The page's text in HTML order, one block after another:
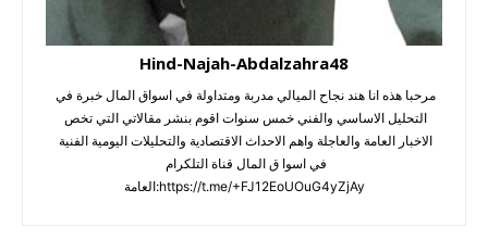
Hind-Najah-Abdalzahra48
مرحبا هذه انا هند نجاح الميالي مدربة ومتداولة في اسواق المال خبرة في
التحليل الاساسي والفني خمس سنوات اقوم بنشر مقالاتي التي تخص
الاخبار العامة والعاجلة واهم الاحداث الاقتصادية والتحليلات اليومية الفنية
في اسوا ق المال قناة التلكرام
العامة:https://t.me/+FJ12EoUOuG4yZjAy